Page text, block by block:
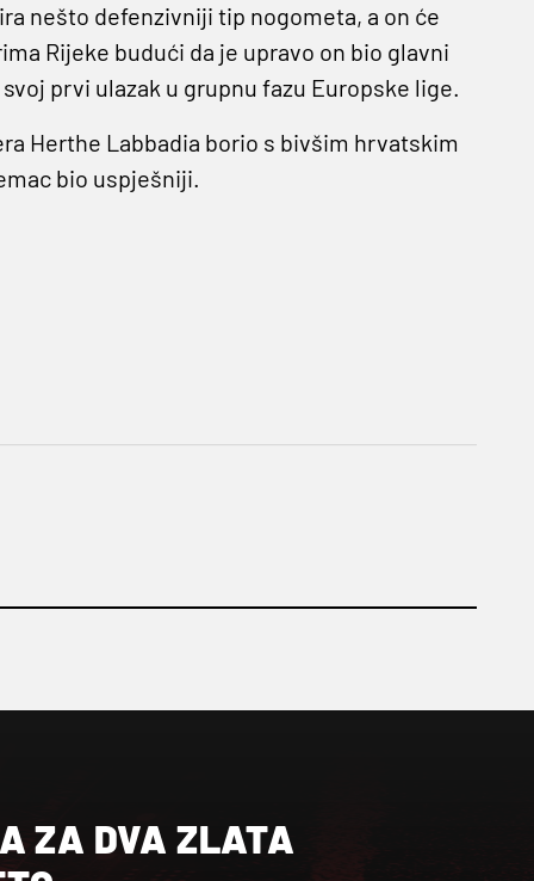
nešto defenzivniji tip nogometa, a on će
Rijeke budući da je upravo on bio glavni
prvi ulazak u grupnu fazu Europske lige.
Herthe Labbadia borio s bivšim hrvatskim
bio uspješniji.
ZA DVA ZLATA